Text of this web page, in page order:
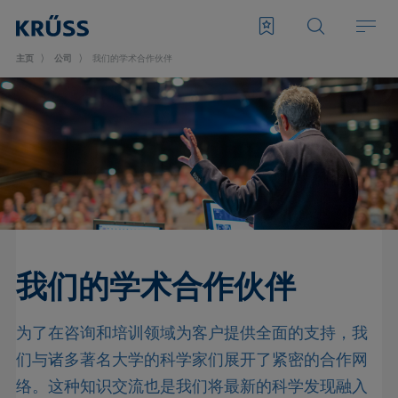
主页 公司 我们的学术合作伙伴
我们的学术合作伙伴
为了在咨询和培训领域为客户提供全面的支持，我
们与诸多著名大学的科学家们展开了紧密的合作网
络。这种知识交流也是我们将最新的科学发现融入